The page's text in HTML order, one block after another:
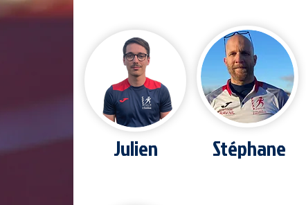
BOUTIQUE
Julien Stéphane